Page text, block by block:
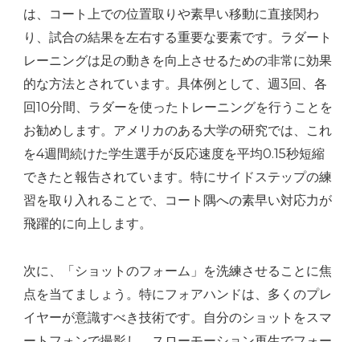
は、コート上での位置取りや素早い移動に直接関わ
り、試合の結果を左右する重要な要素です。ラダート
レーニングは足の動きを向上させるための非常に効果
的な方法とされています。具体例として、週3回、各
回10分間、ラダーを使ったトレーニングを行うことを
お勧めします。アメリカのある大学の研究では、これ
を4週間続けた学生選手が反応速度を平均0.15秒短縮
できたと報告されています。特にサイドステップの練
習を取り入れることで、コート隅への素早い対応力が
飛躍的に向上します。
次に、「ショットのフォーム」を洗練させることに焦
点を当てましょう。特にフォアハンドは、多くのプレ
イヤーが意識すべき技術です。自分のショットをスマ